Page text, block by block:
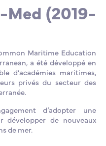
Med (2019-
Maritime Education
a été développé en
d’académies maritimes,
privés du secteur des
d’adopter une
développer de nouveaux
de mer.